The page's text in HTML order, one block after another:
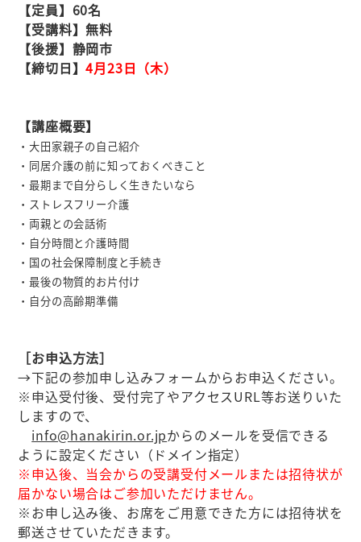
【定員】60名
【受講料】無料
【後援】静岡市
【締切日】4月23日（木）
【講座概要】
・大田家親子の自己紹介
・同居介護の前に知っておくべきこと
・最期まで自分らしく生きたいなら
・ストレスフリー介護
・両親との会話術
・自分時間と介護時間
・国の社会保障制度と手続き
・最後の物質的お片付け
・自分の高齢期準備
［お申込方法］
→下記の参加申し込みフォームからお申込ください。
※申込受付後、受付完了やアクセスURL等お送りいた
しますので、
info@hanakirin.or.jpからのメールを受信できる
ように設定ください（ドメイン指定）
※申込後、当会からの受講受付メールまたは招待状が
届かない場合はご参加いただけません。
※お申し込み後、お席をご用意できた方には招待状を
郵送させていただきます。